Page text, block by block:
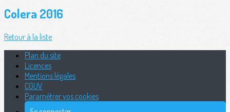
Colera 2016
Retour à la liste
Plan du site
Licences
Mentions légales
CGUV
Paramétrer vos cookies